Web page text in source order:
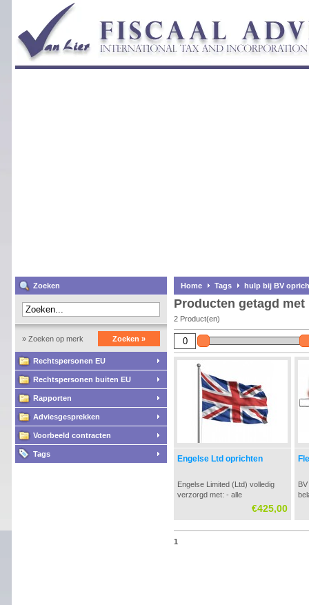
Zoeken
» Zoeken op merk Zoeken »
Rechtspersonen EU
Rechtspersonen buiten EU
Rapporten
Adviesgesprekken
Voorbeeld contracten
Tags
Home Tags hulp bij BV
Producten getagd
2 Product(en)
Engelse Ltd oprichten
Engelse Limited (Ltd) volledig
verzorgd met: - alle
oprichtingsdocumenten -
begeleiding bij inschrijving bij KvK
aanvraag fiscale nummers
€425,00
1